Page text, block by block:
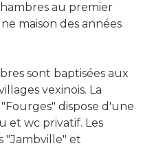
au premier
maison des années
sont baptisées aux
vexinois. La
dispose d'une
et wc privatif. Les
"Jambville" et